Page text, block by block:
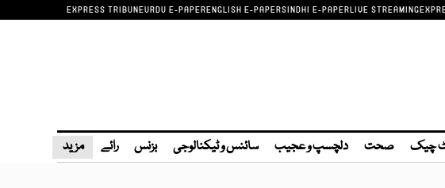
EXPRESS TRIBUNEURDU E-PAPERENGLISH E-PAPERSINDHI E-PAPERLIVE STREAMING
چیک صحت دلچسپ و عجیب سائنس و ٹیکنالوجی بزنس رائے مزید